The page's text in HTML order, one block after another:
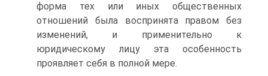
форма тех или иных общественных
отношений была воспринята правом без
изменений, и применительно к
юридическому лицу эта особенность
проявляет себя в полной мере.